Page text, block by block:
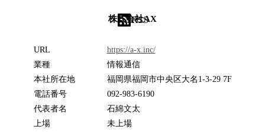
株式会社AX
RSS
URL
https://a-x.inc/
業種
情報通信
本社所在地
福岡県福岡市中央区大名1-3-29 7F
電話番号
092-983-6190
代表者名
石綿文太
上場
未上場